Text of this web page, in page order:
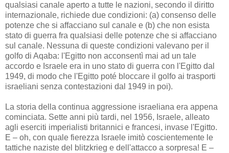
qualsiasi canale aperto a tutte le nazioni, secondo il diritto
internazionale, richiede due condizioni: (a) consenso delle
potenze che si affacciano sul canale e (b) che non esista
stato di guerra fra qualsiasi delle potenze che si affacciano
sul canale. Nessuna di queste condizioni valevano per il
golfo di Aqaba: l'Egitto non acconsentì mai ad un tale
accordo e Israele era in uno stato di guerra con l'Egitto dal
1949, di modo che l'Egitto poté bloccare il golfo ai trasporti
israeliani senza contestazioni dal 1949 in poi).
La storia della continua aggressione israeliana era appena
cominciata. Sette anni più tardi, nel 1956, Israele, alleato
agli eserciti imperialisti britannici e francesi, invase l'Egitto.
E – oh, con quale fierezza Israele imitò coscientemente le
tattiche naziste del blitzkrieg e dell'attacco a sorpresa! E –